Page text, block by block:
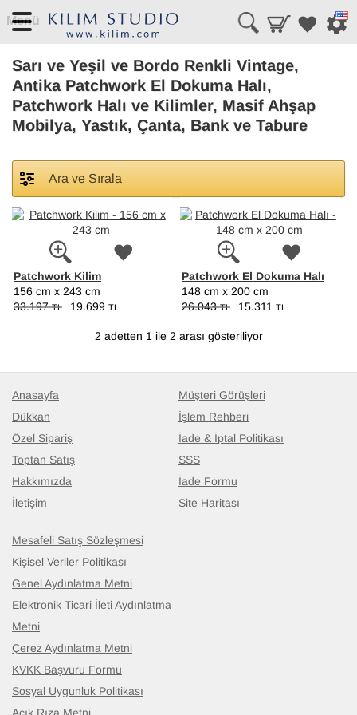
Menü
Sarı ve Yeşil ve Bordo Renkli Vintage,
Antika Patchwork El Dokuma Halı,
Patchwork Halı ve Kilimler, Masif Ahşap
Mobilya, Yastık, Çanta, Bank ve Tabure
Ara ve Sırala
Patchwork Kilim
156 cm x 243 cm
33.197TL 19.699 TL
Patchwork El Dokuma Halı
148 cm x 200 cm
26.043TL 15.311 TL
2 adetten 1 ile 2 arası gösteriliyor
Anasayfa
Dükkan
Özel Sipariş
Toptan Satış
Hakkımızda
İletişim
Müşteri Görüşleri
İşlem Rehberi
İade & İptal Politikası
SSS
İade Formu
Site Haritası
Mesafeli Satış Sözleşmesi
Kişisel Veriler Politikası
Genel Aydınlatma Metni
Elektronik Ticari İleti Aydınlatma
Metni
Çerez Aydınlatma Metni
KVKK Başvuru Formu
Sosyal Uygunluk Politikası